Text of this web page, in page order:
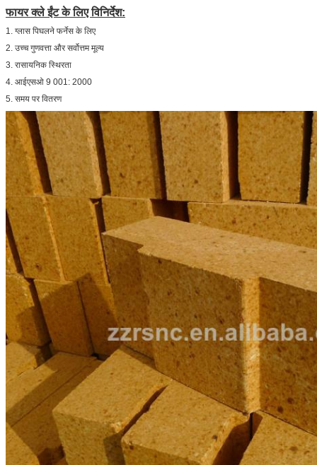
फायर क्ले ईंट के लिए विनिर्देश:
1. ग्लास पिघलने फर्नेस के लिए
2. उच्च गुणवत्ता और सर्वोत्तम मूल्य
3. रासायनिक स्थिरता
4. आईएसओ 9 001: 2000
5. समय पर वितरण